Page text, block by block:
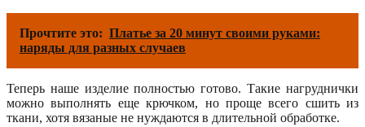
Прочтите это: Платье за 20 минут своими руками:
наряды для разных случаев
Теперь наше изделие полностью готово. Такие нагруднички
можно выполнять еще крючком, но проще всего сшить из
ткани, хотя вязаные не нуждаются в длительной обработке.